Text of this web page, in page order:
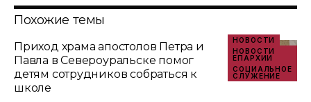
Похожие темы
НОВОСТИ
НОВОСТИ
ЕПАРХИИ
СОЦИАЛЬНОЕ
СЛУЖЕНИЕ
Приход храма апостолов Петра и
Павла в Североуральске помог
детям сотрудников собраться к
школе